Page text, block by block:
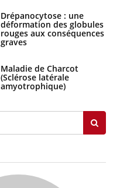
Drépanocytose : une
déformation des globules
rouges aux conséquences
graves
Maladie de Charcot
(Sclérose latérale
amyotrophique)